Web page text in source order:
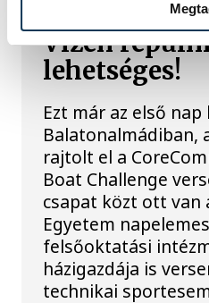
Vízen
lehetséges!
Ezt már az első
Balatonalmádiban,
rajtolt el a
Boat Challenge
csapat közt ott van
Egyetem
felsőoktatási
házigazdája is
technikai